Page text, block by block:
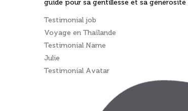
guide pour sa gentillesse et sa
Testimonial job
Voyage en Thaïlande
Testimonial Name
Julie
Testimonial Avatar